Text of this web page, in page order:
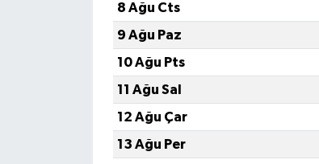
8 Ağu Cts
9 Ağu Paz
10 Ağu Pts
11 Ağu Sal
12 Ağu Çar
13 Ağu Per